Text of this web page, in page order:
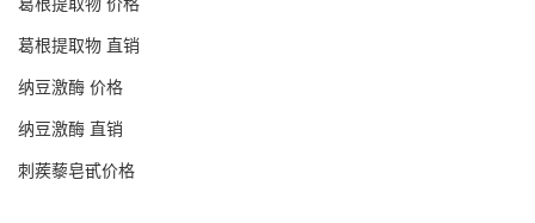
葛根提取物 价格
葛根提取物 直销
纳豆激酶 价格
纳豆激酶 直销
刺蒺藜皂甙价格